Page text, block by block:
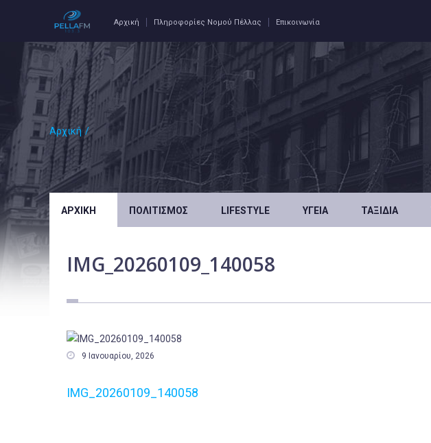
Αρχική Πληροφορίες Νομού Πέλλας Επικοινωνία
Αρχική /
ΑΡΧΙΚΉ ΠΟΛΙΤΙΣΜΌΣ LIFESTYLE ΥΓΕΊΑ ΤΑΞΊΔΙΑ
IMG_20260109_140058
 9 Ιανουαρίου, 2026
IMG_20260109_140058